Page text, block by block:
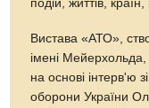
подій, життів,
Вистава «АТО»,
імені
на основі інтерв'ю
оборони України